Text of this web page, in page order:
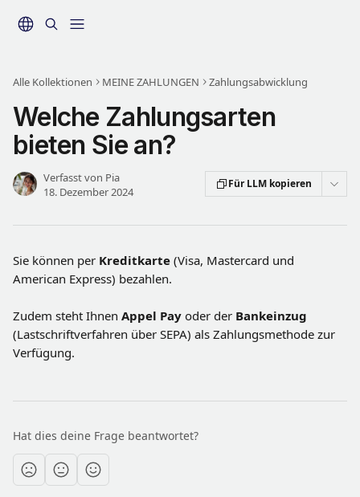
Alle Kollektionen MEINE ZAHLUNGEN Zahlungsabwicklung
Welche Zahlungsarten
bieten Sie an?
Verfasst von Pia
18. Dezember 2024
Für LLM kopieren
Sie können per Kreditkarte (Visa, Mastercard und
American Express) bezahlen.
Zudem steht Ihnen Appel Pay oder der Bankeinzug
(Lastschriftverfahren über SEPA) als Zahlungsmethode zur
Verfügung.
Hat dies deine Frage beantwortet?